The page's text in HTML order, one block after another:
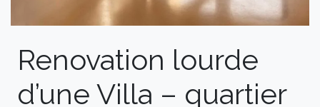
Renovation lourde
d’une Villa – quartier